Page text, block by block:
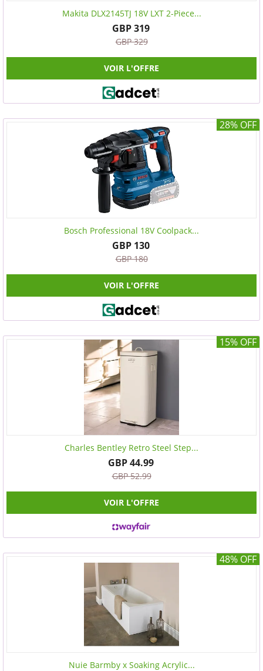
Makita DLX2145TJ 18V LXT 2-Piece...
GBP 319
GBP 329
VOIR L'OFFRE
28% OFF
Bosch Professional 18V Coolpack...
GBP 130
GBP 180
VOIR L'OFFRE
15% OFF
Charles Bentley Retro Steel Step...
GBP 44.99
GBP 52.99
VOIR L'OFFRE
48% OFF
Nuie Barmby x Soaking Acrylic...